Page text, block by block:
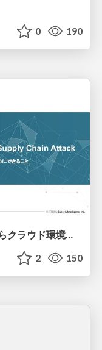
0 190
Software Supply Chain Attackからクラウド環境を守るためにできること
2 150